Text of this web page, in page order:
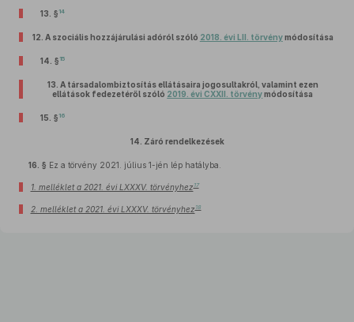
13. § 14
12. A szociális hozzájárulási adóról szóló 2018. évi LII. törvénymódosítása
14. § 15
13. A társadalombiztosítás ellátásaira jogosultakról, valamint ezen
ellátások fedezetéről szóló 2019. évi CXXII. törvénymódosítása
15. § 16
14. Záró rendelkezések
16. § Ez a törvény 2021. július 1-jén lép hatályba.
1. melléklet a 2021. évi LXXXV. törvényhez17
2. melléklet a 2021. évi LXXXV. törvényhez18